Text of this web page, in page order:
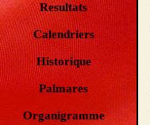
Resultats
Calendriers
Historique
Palmares
Organigramme